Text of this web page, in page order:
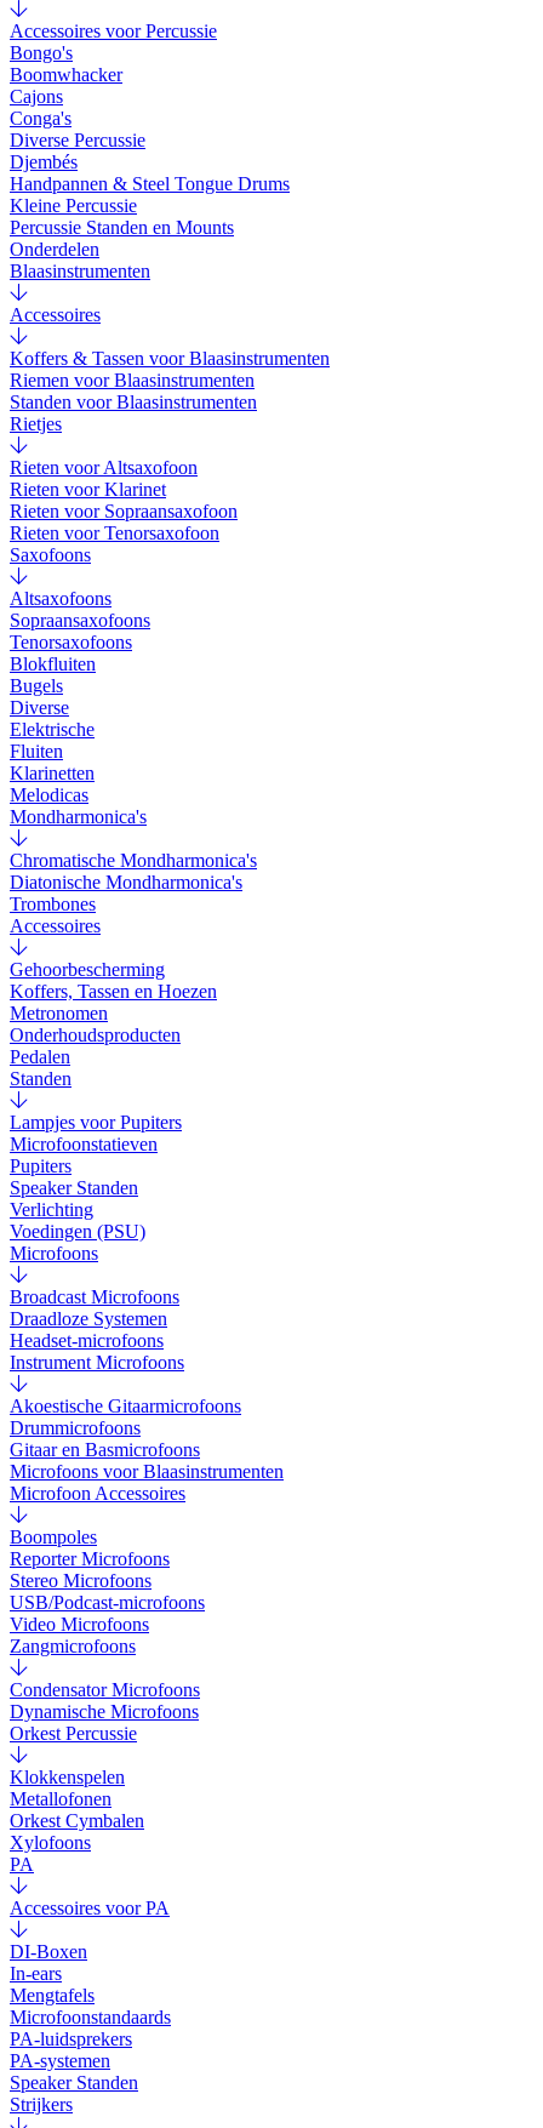
Accessoires voor Percussie
Bongo's
Boomwhacker
Cajons
Conga's
Diverse Percussie
Djembés
Handpannen & Steel Tongue Drums
Kleine Percussie
Percussie Standen en Mounts
Onderdelen
Blaasinstrumenten
Accessoires
Koffers & Tassen voor Blaasinstrumenten
Riemen voor Blaasinstrumenten
Standen voor Blaasinstrumenten
Rietjes
Rieten voor Altsaxofoon
Rieten voor Klarinet
Rieten voor Sopraansaxofoon
Rieten voor Tenorsaxofoon
Saxofoons
Altsaxofoons
Sopraansaxofoons
Tenorsaxofoons
Blokfluiten
Bugels
Diverse
Elektrische
Fluiten
Klarinetten
Melodicas
Mondharmonica's
Chromatische Mondharmonica's
Diatonische Mondharmonica's
Trombones
Accessoires
Gehoorbescherming
Koffers, Tassen en Hoezen
Metronomen
Onderhoudsproducten
Pedalen
Standen
Lampjes voor Pupiters
Microfoonstatieven
Pupiters
Speaker Standen
Verlichting
Voedingen (PSU)
Microfoons
Broadcast Microfoons
Draadloze Systemen
Headset-microfoons
Instrument Microfoons
Akoestische Gitaarmicrofoons
Drummicrofoons
Gitaar en Basmicrofoons
Microfoons voor Blaasinstrumenten
Microfoon Accessoires
Boompoles
Reporter Microfoons
Stereo Microfoons
USB/Podcast-microfoons
Video Microfoons
Zangmicrofoons
Condensator Microfoons
Dynamische Microfoons
Orkest Percussie
Klokkenspelen
Metallofonen
Orkest Cymbalen
Xylofoons
PA
Accessoires voor PA
DI-Boxen
In-ears
Mengtafels
Microfoonstandaards
PA-luidsprekers
PA-systemen
Speaker Standen
Strijkers